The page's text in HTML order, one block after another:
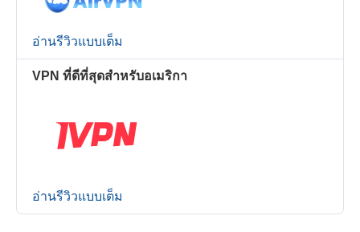
อ่านรีวิวแบบเต็ม
VPN ที่ดีที่สุดสำหรับอเมริกา
อ่านรีวิวแบบเต็ม